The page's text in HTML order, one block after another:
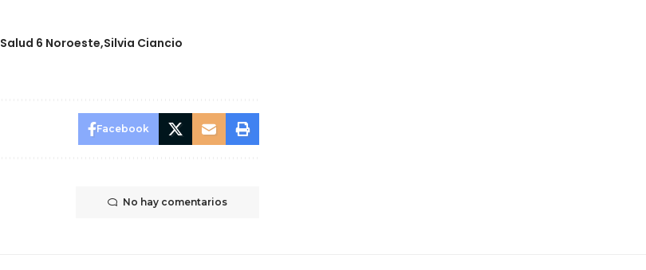
Salud 6 Noroeste Silvia Ciancio
Facebook
No hay comentarios